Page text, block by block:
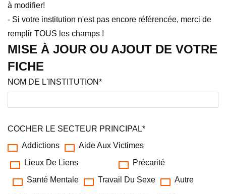
à modifier!
- Si votre institution n'est pas encore référencée, merci de
remplir TOUS les champs !
MISE À JOUR OU AJOUT DE VOTRE
FICHE
NOM DE L'INSTITUTION*
COCHER LE SECTEUR PRINCIPAL*
Addictions
Aide Aux Victimes
Lieux De Liens
Précarité
Santé Mentale
Travail Du Sexe Autre